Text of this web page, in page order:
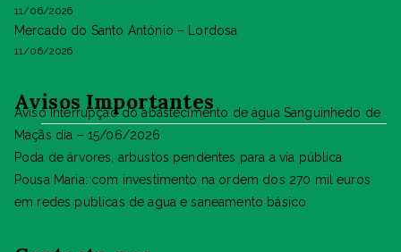
11/06/2026
Mercado do Santo António – Lordosa
11/06/2026
Avisos Importantes
Aviso Interrupção do abastecimento de água Sanguinhedo de
Maçãs dia – 15/06/2026
Poda de árvores, arbustos pendentes para a via pública
Pousa Maria: com investimento na ordem dos 270 mil euros
em redes publicas de agua e saneamento básico